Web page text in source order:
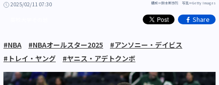
2025/02/11 07:30 構成＝鈴木制作所 写真＝Getty Images
Share
#NBA #NBAオールスター2025
#アンソニー・デイビス
#トレイ・ヤング
#ヤニス・アデトクンボ